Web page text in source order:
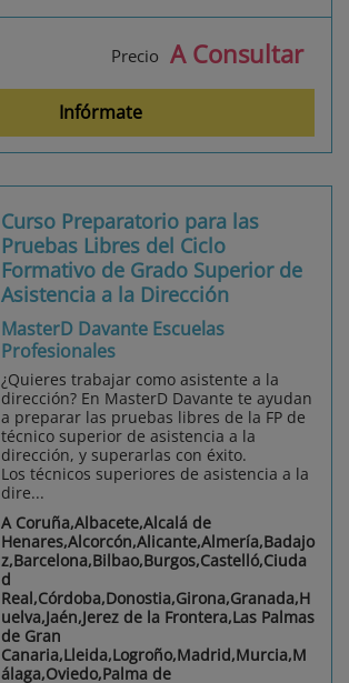
Precio A Consultar
Infórmate
Curso Preparatorio para las
Pruebas Libres del Ciclo
Formativo de Grado Superior de
Asistencia a la Dirección
MasterD Davante Escuelas
Profesionales
¿Quieres trabajar como asistente a la
dirección? En MasterD Davante te ayudan
a preparar las pruebas libres de la FP de
técnico superior de asistencia a la
dirección, y superarlas con éxito.
Los técnicos superiores de asistencia a la
dire...
A Coruña,Albacete,Alcalá de
Henares,Alcorcón,Alicante,Almería,Badajo
z,Barcelona,Bilbao,Burgos,Castelló,Ciuda
d
Real,Córdoba,Donostia,Girona,Granada,H
uelva,Jaén,Jerez de la Frontera,Las Palmas
de Gran
Canaria,Lleida,Logroño,Madrid,Murcia,M
álaga,Oviedo,Palma de